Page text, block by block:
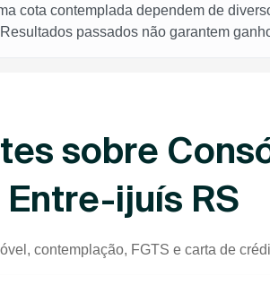
cota contemplada dependem de
passados não garantem
sobre
Entre-ijuís RS
contemplação, FGTS e carta de